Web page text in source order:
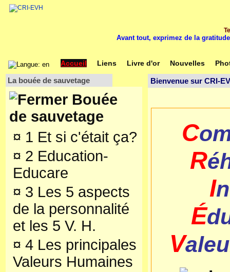
Avant tout, exprimez de la
Accueil Liens Livre d'or Nouvelles
La bouée de sauvetage
Bouée
de sauvetage
¤ 1 Et si c'était ça?
¤ 2 Education-
Educare
¤ 3 Les 5 aspects
de la personnalité
et les 5 V. H.
¤ 4 Les principales
Valeurs Humaines
Bienvenue sur CRI-
C
R
I
É
V